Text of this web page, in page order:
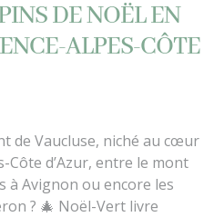
DE NOËL EN
ALPES-CÔTE
de Vaucluse, niché au cœur
Côte d’Azur, entre le mont
à Avignon ou encore les
? 🎄 Noël-Vert livre